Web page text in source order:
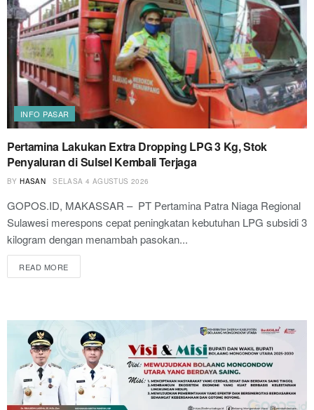
INFO PASAR
Pertamina Lakukan Extra Dropping LPG 3 Kg, Stok
Penyaluran di Sulsel Kembali Terjaga
BY HASAN SELASA 4 AGUSTUS 2026
GOPOS.ID, MAKASSAR – PT Pertamina Patra Niaga Regional
Sulawesi merespons cepat peningkatan kebutuhan LPG subsidi 3
kilogram dengan menambah pasokan...
READ MORE